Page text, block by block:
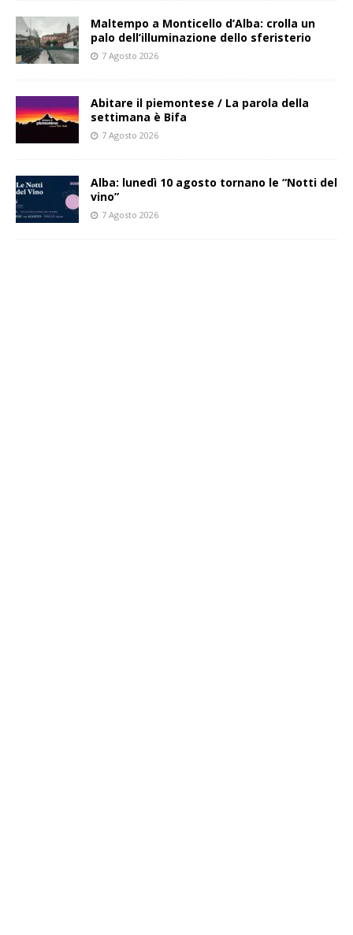
Maltempo a Monticello d’Alba: crolla un
palo dell’illuminazione dello sferisterio
7 Agosto 2026
Abitare il piemontese / La parola della
settimana è Bifa
7 Agosto 2026
Alba: lunedì 10 agosto tornano le “Notti del
vino”
7 Agosto 2026